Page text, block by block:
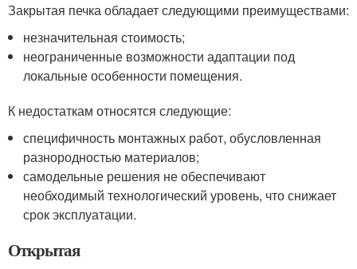
Закрытая печка обладает следующими преимуществами:
незначительная стоимость;
неограниченные возможности адаптации под
локальные особенности помещения.
К недостаткам относятся следующие:
специфичность монтажных работ, обусловленная
разнородностью материалов;
самодельные решения не обеспечивают
необходимый технологический уровень, что снижает
срок эксплуатации.
Открытая